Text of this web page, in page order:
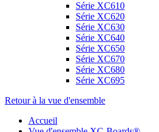
Série XC610
Série XC620
Série XC630
Série XC640
Série XC650
Série XC670
Série XC680
Série XC695
Retour à la vue d'ensemble
Accueil